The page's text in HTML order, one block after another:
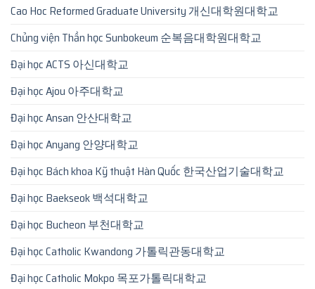
Cao Hoc Reformed Graduate University 개신대학원대학교
Chủng viện Thần học Sunbokeum 순복음대학원대학교
Đại học ACTS 아신대학교
Đại học Ajou 아주대학교
Đại học Ansan 안산대학교
Đại học Anyang 안양대학교
Đại học Bách khoa Kỹ thuật Hàn Quốc 한국산업기술대학교
Đại học Baekseok 백석대학교
Đại học Bucheon 부천대학교
Đại học Catholic Kwandong 가톨릭관동대학교
Đại học Catholic Mokpo 목포가톨릭대학교